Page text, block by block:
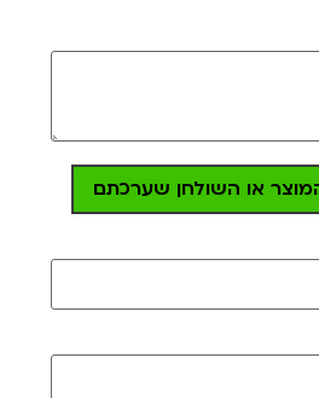
או השולחן שערכתם